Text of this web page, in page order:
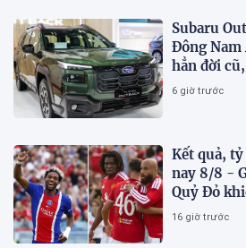
Subaru
Đông Nam
hẳn đời
Việt Nam
6 giờ trước
Kết quả, tỷ
nay 8/8 -
Quỷ Đỏ
toát mồ hôi
16 giờ trước